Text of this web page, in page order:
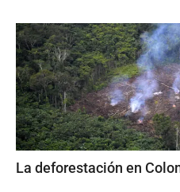
La deforestación en